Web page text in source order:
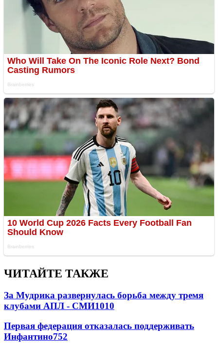
ЧИТАЙТЕ ТАКЖЕ
За Мудрика развернулась борьба между тремя
клубами АПЛ - СМИ1010
Первая федерация отказалась поддерживать
Инфантино752